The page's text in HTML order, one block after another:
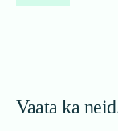
Vaata ka